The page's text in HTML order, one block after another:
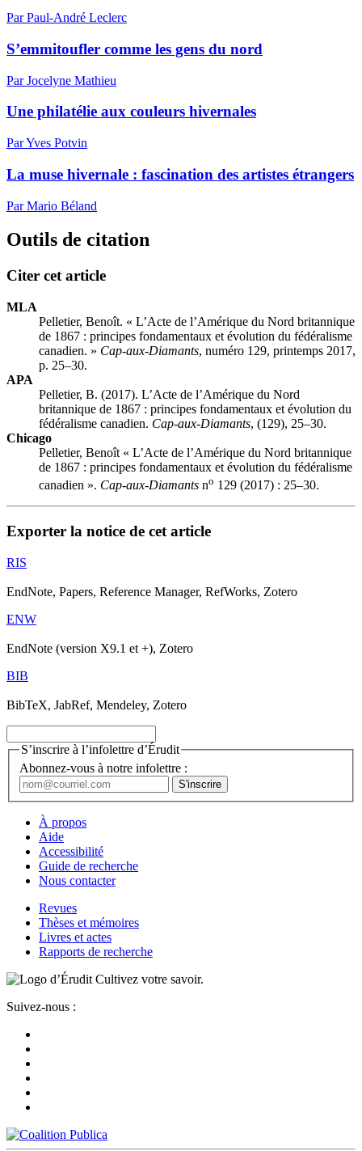
Par Paul-André Leclerc
S’emmitoufler comme les gens du nord
Par Jocelyne Mathieu
Une philatélie aux couleurs hivernales
Par Yves Potvin
La muse hivernale : fascination des artistes étrangers
Par Mario Béland
Outils de citation
Citer cet article
MLA
Pelletier, Benoît. « L’Acte de l’Amérique du Nord britannique
de 1867 : principes fondamentaux et évolution du fédéralisme
canadien. » Cap-aux-Diamants, numéro 129, printemps 2017,
p. 25–30.
APA
Pelletier, B. (2017). L’Acte de l’Amérique du Nord
britannique de 1867 : principes fondamentaux et évolution du
fédéralisme canadien. Cap-aux-Diamants, (129), 25–30.
Chicago
Pelletier, Benoît « L’Acte de l’Amérique du Nord britannique
de 1867 : principes fondamentaux et évolution du fédéralisme
canadien ». Cap-aux-Diamants no 129 (2017) : 25–30.
Exporter la notice de cet article
RIS
EndNote, Papers, Reference Manager, RefWorks, Zotero
ENW
EndNote (version X9.1 et +), Zotero
BIB
BibTeX, JabRef, Mendeley, Zotero
S’inscrire à l’infolettre d’Érudit
Abonnez-vous à notre infolettre :
À propos
Aide
Accessibilité
Guide de recherche
Nous contacter
Revues
Thèses et mémoires
Livres et actes
Rapports de recherche
Cultivez votre savoir.
Suivez-nous :